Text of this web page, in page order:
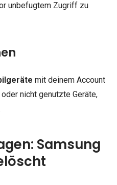
unbefugtem Zugriff zu
mit deinem Account
nicht genutzte Geräte,
Samsung